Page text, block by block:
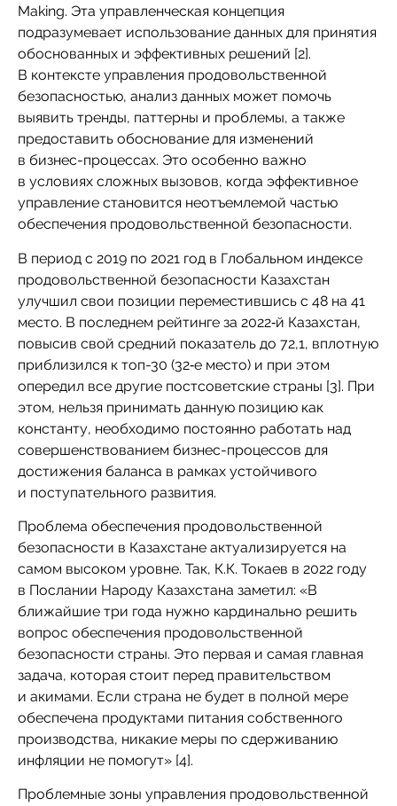
Making. Эта управленческая концепция
подразумевает использование данных для принятия
обоснованных и эффективных решений [2].
В контексте управления продовольственной
безопасностью, анализ данных может помочь
выявить тренды, паттерны и проблемы, а также
предоставить обоснование для изменений
в бизнес-процессах. Это особенно важно
в условиях сложных вызовов, когда эффективное
управление становится неотъемлемой частью
обеспечения продовольственной безопасности.
В период с 2019 по 2021 год в Глобальном индексе
продовольственной безопасности Казахстан
улучшил свои позиции переместившись с 48 на 41
место. В последнем рейтинге за 2022‑й Казахстан,
повысив свой средний показатель до 72,1, вплотную
приблизился к топ-30 (32‑е место) и при этом
опередил все другие постсоветские страны [3]. При
этом, нельзя принимать данную позицию как
константу, необходимо постоянно работать над
совершенствованием бизнес-процессов для
достижения баланса в рамках устойчивого
и поступательного развития.
Проблема обеспечения продовольственной
безопасности в Казахстане актуализируется на
самом высоком уровне. Так, К.К. Токаев в 2022 году
в Послании Народу Казахстана заметил: «В
ближайшие три года нужно кардинально решить
вопрос обеспечения продовольственной
безопасности страны. Это первая и самая главная
задача, которая стоит перед правительством
и акимами. Если страна не будет в полной мере
обеспечена продуктами питания собственного
производства, никакие меры по сдерживанию
инфляции не помогут» [4].
Проблемные зоны управления продовольственной